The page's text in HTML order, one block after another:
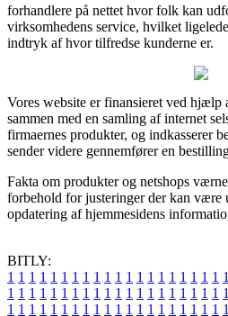
forhandlere på nettet hvor folk kan
virksomhedens service, hvilket
indtryk af hvor tilfredse kunderne er.
Vores website er finansieret ved
sammen med en samling af internet
firmaernes produkter, og indkasserer
sender videre gennemfører en
Fakta om produkter og netshops
forbehold for justeringer der kan være
opdatering af hjemmesidens
BITLY:
1 1 1 1 1 1 1 1 1 1 1 1 1 1 1 1 1 1 1 1 1
1 1 1 1 1 1 1 1 1 1 1 1 1 1 1 1 1 1 1 1 1
1 1 1 1 1 1 1 1 1 1 1 1 1 1 1 1 1 1 1 1 1